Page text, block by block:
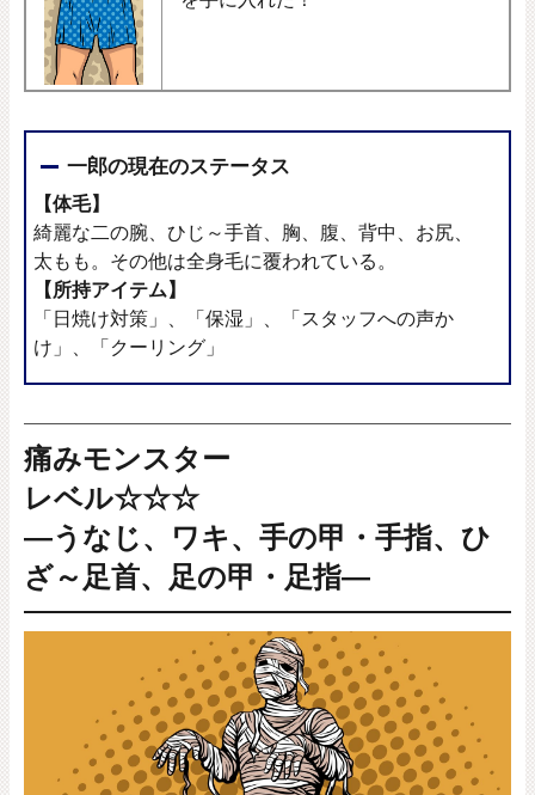
一郎の現在のステータス
【体毛】
綺麗な二の腕、ひじ～手首、胸、腹、背中、お尻、
太もも。その他は全身毛に覆われている。
【所持アイテム】
「日焼け対策」、「保湿」、「スタッフへの声か
け」、「クーリング」
痛みモンスター
レベル☆☆☆
―うなじ、ワキ、手の甲・手指、ひ
ざ～足首、足の甲・足指―